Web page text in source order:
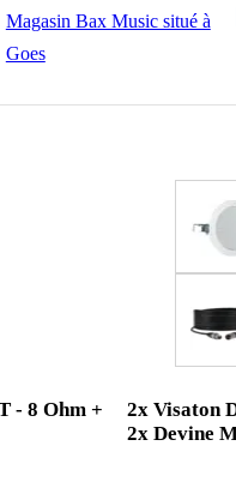
Magasin Bax Music situé à
Goes
- 8 Ohm +
2x Visaton
2x Devine